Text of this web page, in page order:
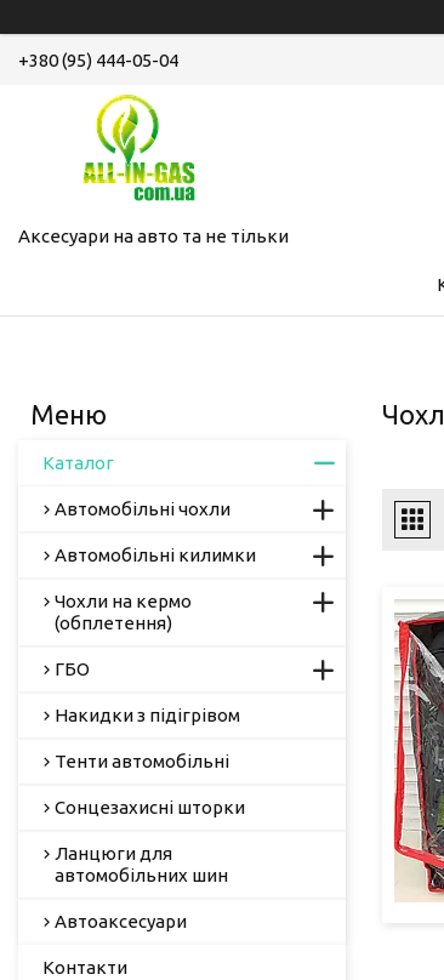
+380 (95) 444-05-04
Аксесуари на авто та не тільки
Каталог
Автомобільні чохли
Автомобільні килимки
Чохли на кермо
(обплетення)
ГБО
Накидки з підігрівом
Тенти автомобільні
Сонцезахисні шторки
Ланцюги для
автомобільних шин
Автоаксесуари
Контакти